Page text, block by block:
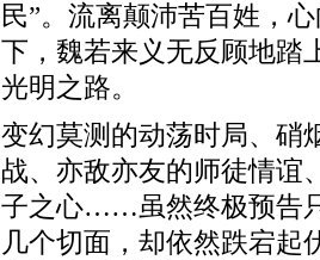
民”。流离颠沛苦百姓，
下，魏若来义无反顾地踏
光明之路。
变幻莫测的动荡时局、硝
战、亦敌亦友的师徒情谊
子之心……虽然终极预告
几个切面，却依然跌宕起